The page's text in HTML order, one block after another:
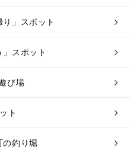
」スポット
スポット
び場
ト
の釣り堀